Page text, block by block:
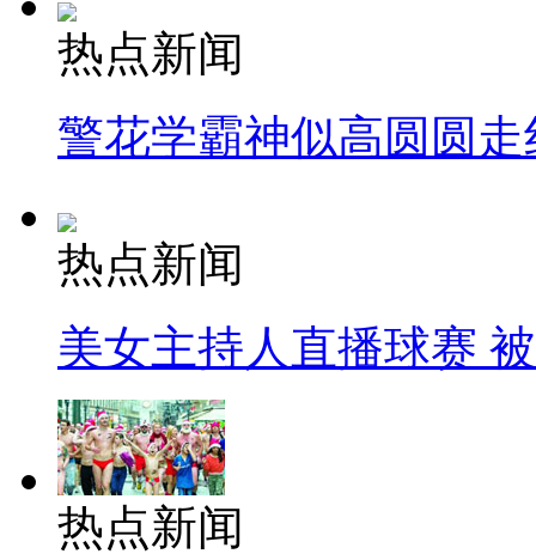
热点新闻
警花学霸神似高圆圆走
热点新闻
美女主持人直播球赛
热点新闻